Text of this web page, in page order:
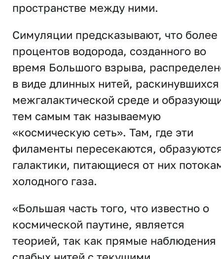
пространстве между ними.
Симуляции предсказывают, что более
процентов водорода, созданного во
время Большого взрыва,
в виде длинных нитей, раскинувшихся
межгалактической среде и
тем самым так называемую
«космическую сеть». Там, где эти
филаменты пересекаются,
галактики, питающиеся от них
холодного газа.
«Большая часть того, что известно о
космической паутине, является
теорией, так как прямые наблюдения